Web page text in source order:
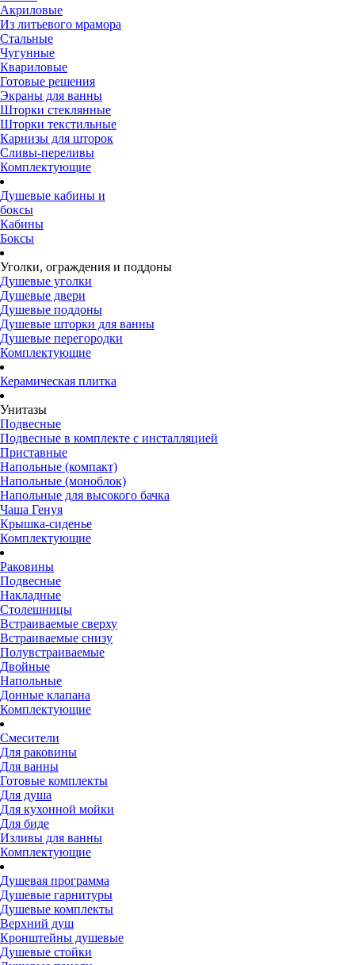
Акриловые
Из литьевого мрамора
Стальные
Чугунные
Квариловые
Готовые решения
Экраны для ванны
Шторки стеклянные
Шторки текстильные
Карнизы для шторок
Сливы-переливы
Комплектующие
Душевые кабины и
боксы
Кабины
Боксы
Уголки, ограждения и поддоны
Душевые уголки
Душевые двери
Душевые поддоны
Душевые шторки для ванны
Душевые перегородки
Комплектующие
Керамическая плитка
Унитазы
Подвесные
Подвесные в комплекте с инсталляцией
Приставные
Напольные (компакт)
Напольные (моноблок)
Напольные для высокого бачка
Чаша Генуя
Крышка-сиденье
Комплектующие
Раковины
Подвесные
Накладные
Столешницы
Встраиваемые сверху
Встраиваемые снизу
Полувстраиваемые
Двойные
Напольные
Донные клапана
Комплектующие
Смесители
Для раковины
Для ванны
Готовые комплекты
Для душа
Для кухонной мойки
Для биде
Изливы для ванны
Комплектующие
Душевая программа
Душевые гарнитуры
Душевые комплекты
Верхний душ
Кронштейны душевые
Душевые стойки